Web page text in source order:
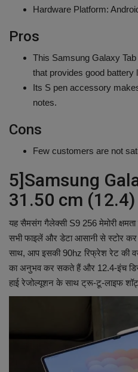
Hardware Platform:
Pros
This Samsung Galaxy
that provides good battery
Its S pen accessory
notes.
Cons
Few customers are not
5]Samsung
31.50 cm (12.4)
यह सैमसंग गैलेक्सी S9 256 मेमोरी
सभी फाइलें और डेटा आसानी से स्टोर
साथ, आप इसकी 90hz रिफ्रेश रेट की
का अनुभव कर सकते हैं और 12.4-इंच
हाई रेजोल्यूशन के साथ ट्रू-टू-लाइफ